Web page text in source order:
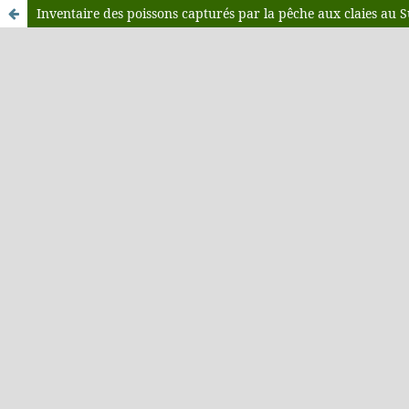
Inventaire des poissons capturés par la pêche aux claies au